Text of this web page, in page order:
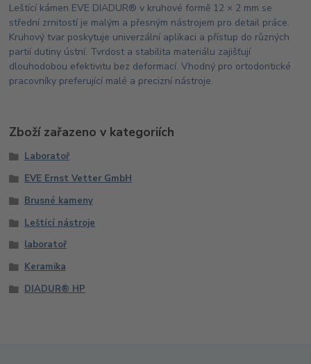
Leštící kámen EVE DIADUR® v kruhové formě 12 × 2 mm se
střední zrnitostí je malým a přesným nástrojem pro detail práce.
Kruhový tvar poskytuje univerzální aplikaci a přístup do různých
partií dutiny ústní. Tvrdost a stabilita materiálu zajišťují
dlouhodobou efektivitu bez deformací. Vhodný pro ortodontické
pracovníky preferující malé a precizní nástroje.
Zboží zařazeno v kategoriích
Laboratoř
EVE Ernst Vetter GmbH
Brusné kameny
Leštící nástroje
laboratoř
Keramika
DIADUR® HP